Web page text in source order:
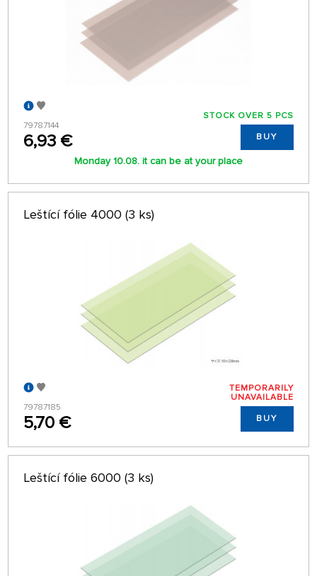
79787144
6,93 €
STOCK OVER 5 PCS
BUY
Monday 10.08. it can be at your place
Leštící fólie 4000 (3 ks)
79787185
5,70 €
TEMPORARILY
UNAVAILABLE
BUY
Leštící fólie 6000 (3 ks)